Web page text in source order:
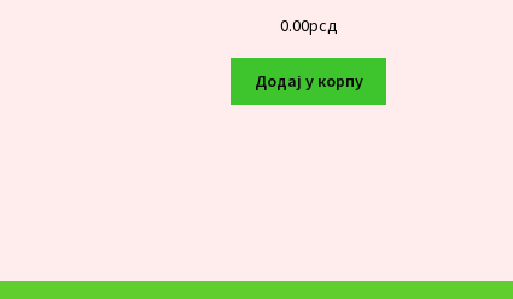
0.00рсд
Додај у корпу